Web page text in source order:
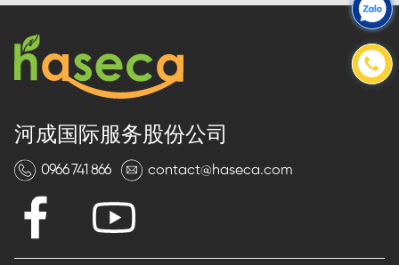
河成国际服务股份公司
0966 741 866 contact@haseca.com